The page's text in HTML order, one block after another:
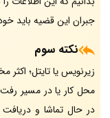
جبران این قضیه باید
نکته سوم
زیرنویس یا تایتل؛ اکثر
محل کار یا در مسیر
در حال تماشا و دریافت